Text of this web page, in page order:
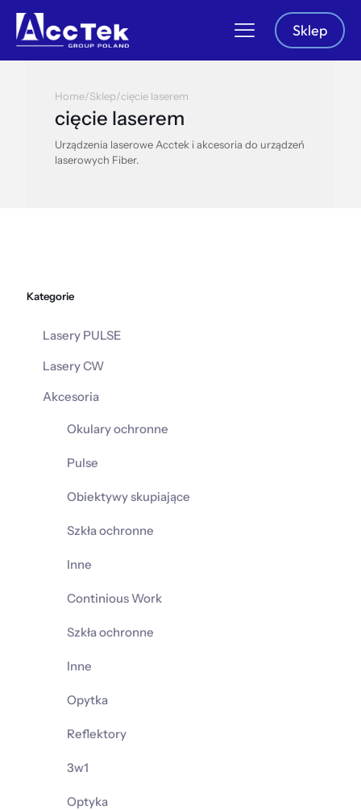
Sklep
Home/Sklep/cięcie laserem
cięcie laserem
Urządzenia laserowe Acctek i akcesoria do urządzeń
laserowych Fiber.
Kategorie
Lasery PULSE
Lasery CW
Akcesoria
Okulary ochronne
Pulse
Obiektywy skupiające
Szkła ochronne
Inne
Continious Work
Szkła ochronne
Inne
Opytka
Reflektory
3w1
Optyka